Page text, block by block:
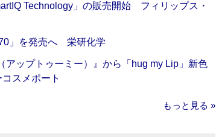
Technology」の販売開始 フィリップス・
」を発売へ 栄研化学
アップトゥーミー）』から「hug my Lip」新色
スメポート
もっと見る »